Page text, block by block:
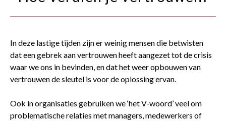
contact
In deze lastige tijden zijn er weinig mensen die betwisten
dat een gebrek aan vertrouwen heeft aangezet tot de crisis
waar we ons in bevinden, en dat het weer opbouwen van
vertrouwen de sleutel is voor de oplossing ervan.
Ook in organisaties gebruiken we ‘het V-woord’ veel om
problematische relaties met managers, medewerkers of